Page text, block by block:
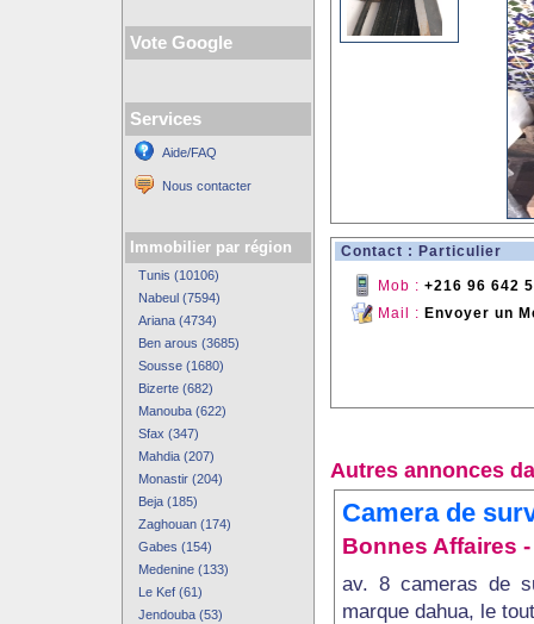
Vote Google
Services
Aide/FAQ
Nous contacter
Immobilier par région
Tunis (10106)
Nabeul (7594)
Ariana (4734)
Ben arous (3685)
Sousse (1680)
Bizerte (682)
Manouba (622)
Sfax (347)
Mahdia (207)
Monastir (204)
Beja (185)
Zaghouan (174)
Gabes (154)
Medenine (133)
Le Kef (61)
Jendouba (53)
Contact : Particulier
Mob : +216 96 642
Mail : Envoyer un
Autres annonces
Camera de
Bonnes Affaires
av. 8 cameras de
marque dahua, le